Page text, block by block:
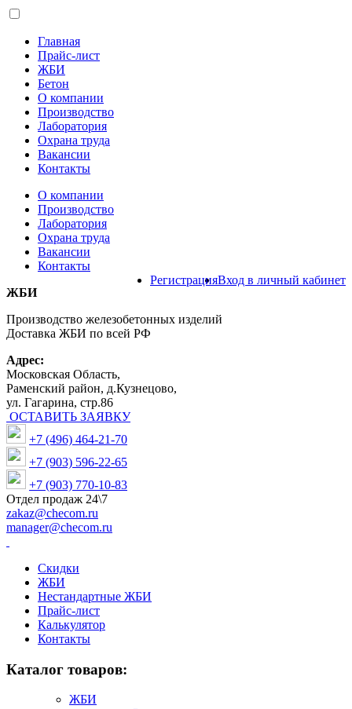
Главная
Прайс-лист
ЖБИ
Бетон
О компании
Производство
Лаборатория
Охрана труда
Вакансии
Контакты
О компании
Производство
Лаборатория
Охрана труда
Вакансии
Контакты
Вход в личный кабинет
Регистрация
ЖБИ
Производство железобетонных изделий
Доставка ЖБИ по всей РФ
Адрес:
Московская Область,
Раменский район, д.Кузнецово,
ул. Гагарина, стр.86
ОСТАВИТЬ ЗАЯВКУ
+7 (496) 464-21-70
+7 (903) 596-22-65
+7 (903) 770-10-83
Отдел продаж 24\7
zakaz@checom.ru
manager@checom.ru
Скидки
ЖБИ
Нестандартные ЖБИ
Прайс-лист
Калькулятор
Контакты
Каталог товаров:
ЖБИ